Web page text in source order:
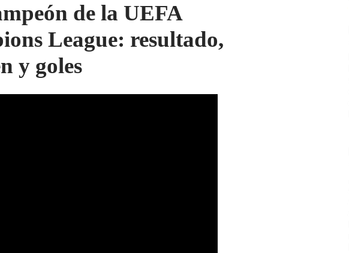
de la UEFA
League: resultado,
y goles